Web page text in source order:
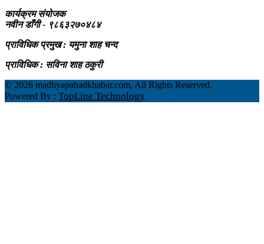
कार्यक्रम संयोजक
नवीन डाँगी - ९८६३२७०४८४
प्राविधिक प्रमुख : यमुना शाह चन्द
प्राविधिक : सविना शाह ठकुरी
© 2026 madhyapahadkhabar.com, All Rights Reserved.
Powered By : TopLine Technology